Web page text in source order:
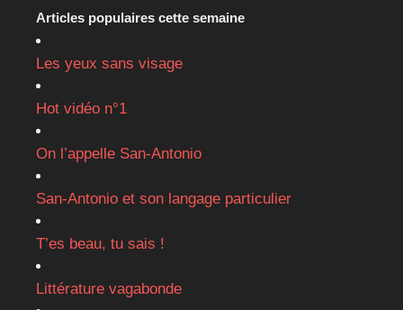
Articles populaires cette semaine
Les yeux sans visage
Hot vidéo n°1
On l’appelle San-Antonio
San-Antonio et son langage particulier
T’es beau, tu sais !
Littérature vagabonde